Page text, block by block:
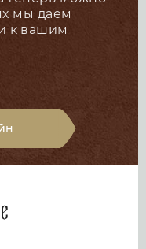
мы даем
к вашим